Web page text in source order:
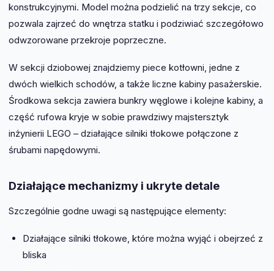
konstrukcyjnymi. Model można podzielić na trzy sekcje, co
pozwala zajrzeć do wnętrza statku i podziwiać szczegółowo
odwzorowane przekroje poprzeczne.
W sekcji dziobowej znajdziemy piece kotłowni, jedne z
dwóch wielkich schodów, a także liczne kabiny pasażerskie.
Środkowa sekcja zawiera bunkry węglowe i kolejne kabiny, a
część rufowa kryje w sobie prawdziwy majstersztyk
inżynierii LEGO – działające silniki tłokowe połączone z
śrubami napędowymi.
Działające mechanizmy i ukryte detale
Szczególnie godne uwagi są następujące elementy:
Działające silniki tłokowe, które można wyjąć i obejrzeć z
bliska